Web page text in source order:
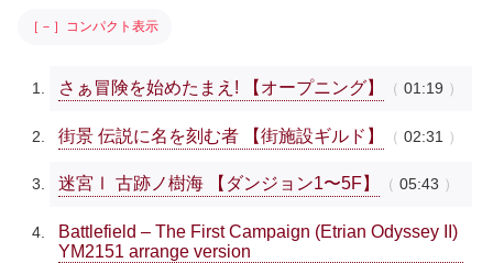
［－］コンパクト表示
さぁ冒険を始めたまえ! 【オープニング】 01:19
街景 伝説に名を刻む者 【街施設ギルド】 02:31
迷宮Ⅰ 古跡ノ樹海 【ダンジョン1〜5F】 05:43
Battlefield – The First Campaign (Etrian Odyssey II)
YM2151 arrange version